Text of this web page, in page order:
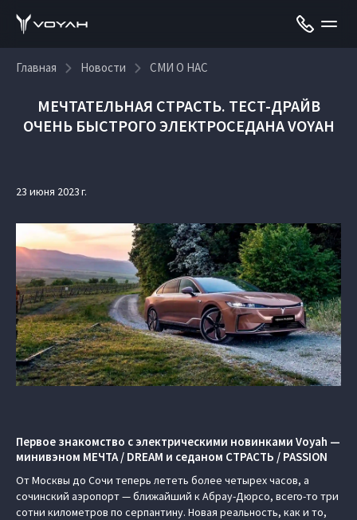
Главная Новости СМИ О НАС
МЕЧТАТЕЛЬНАЯ СТРАСТЬ. ТЕСТ-ДРАЙВ
ОЧЕНЬ БЫСТРОГО ЭЛЕКТРОСЕДАНА VOYAH
23 июня 2023 г.
Первое знакомство с электрическими новинками Voyah —
минивэном МЕЧТА / DREAM и седаном СТРАСТЬ / PASSION
От Москвы до Сочи теперь лететь более четырех часов, а
сочинский аэропорт — ближайший к Абрау-Дюрсо, всего-то три
сотни километров по серпантину. Новая реальность, как и то,